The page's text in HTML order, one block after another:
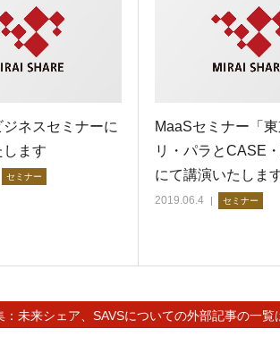
ジネスセミナーに
します
セミナー
MaaSセミナー「
リ・パラとCASE・
にて講演いたしま
2019.06.4 セミナー
：未来シェア、SAVSについての外部記事の一覧